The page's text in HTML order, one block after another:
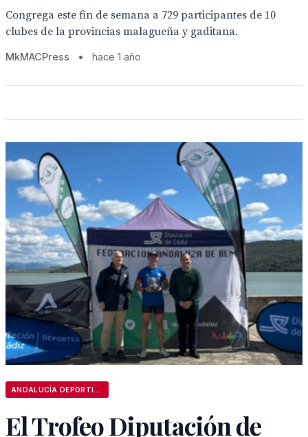
Congrega este fin de semana a 729 participantes de 10
clubes de la provincias malagueña y gaditana.
MkMACPress • hace 1 año
El Trofeo Diputación de